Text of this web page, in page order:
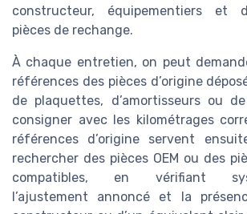
constructeur, équipementiers et
pièces de rechange.
À chaque entretien, on peut
références des pièces d’origine
de plaquettes, d’amortisseurs ou
consigner avec les kilométrages
références d’origine servent
rechercher des pièces OEM ou des
compatibles, en vérifiant
l’ajustement annoncé et la